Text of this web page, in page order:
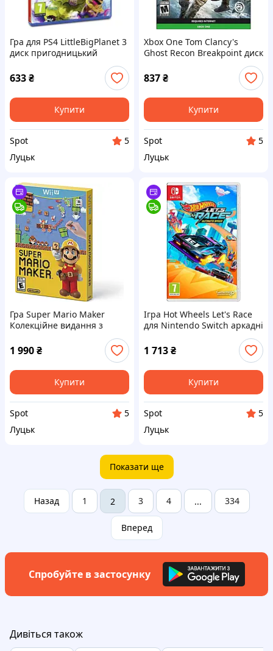
Гра для PS4 LittleBigPlanet 3
диск пригодницький
кооперативний редактор
рівнів 4 мови
633₴
Купити
Spot
5
Луцьк
Xbox One Tom Clancy's
Ghost Recon Breakpoint диск
шутер відкритий світ
837₴
Купити
Spot
5
Луцьк
Гра Super Mario Maker
Колекційне видання з
артбуком для Nintendo Wii
U платформер рівень 1-99
1 990₴
Купити
Spot
5
Луцьк
Ігра Hot Wheels Let's Race
для Nintendo Switch аркадні
мультиплеєр висока
швидкість
1 713₴
Купити
Spot
5
Луцьк
Показати ще
Назад 1 2 3 4 ... 334
Вперед
Спробуйте в застосунку
Дивіться також